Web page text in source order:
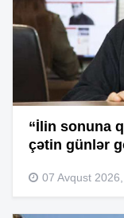
“İlin sonuna
çətin günlər
07 Avqust